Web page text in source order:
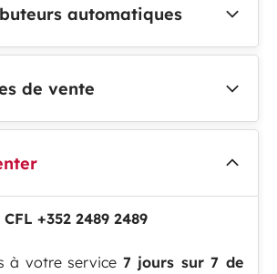
automatiques
de vente
CFL +352 2489 2489
à votre service 7 jours sur 7 de